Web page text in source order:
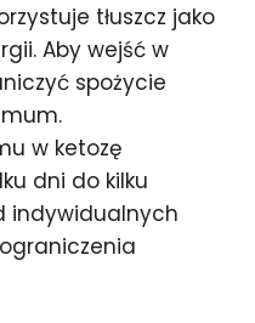
tłuszcz jako
Aby wejść w
spożycie
w ketozę
dni do kilku
indywidualnych